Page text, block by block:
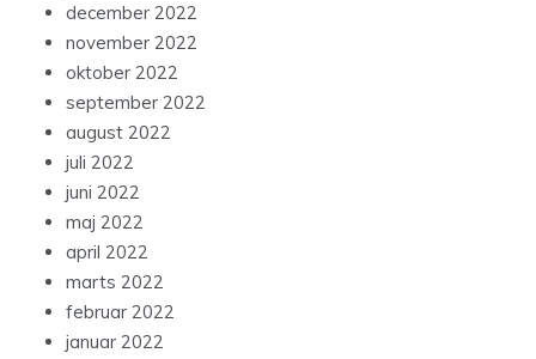
december 2022
november 2022
oktober 2022
september 2022
august 2022
juli 2022
juni 2022
maj 2022
april 2022
marts 2022
februar 2022
januar 2022